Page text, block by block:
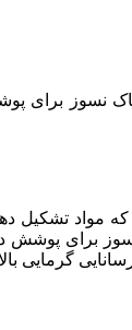
به نوع ماده استفاده شده در ترکیبات
تشکیل
نسوز برای
گرمایی